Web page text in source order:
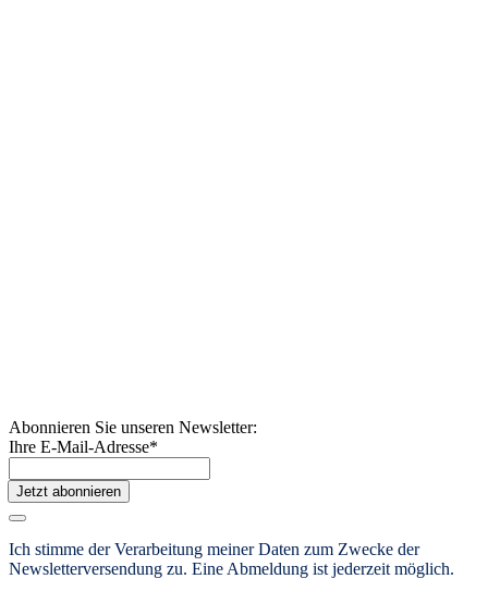
Abonnieren Sie unseren Newsletter:
Ihre E-Mail-Adresse*
Jetzt abonnieren
Ich stimme der Verarbeitung meiner Daten zum Zwecke der
Newsletterversendung zu. Eine Abmeldung ist jederzeit möglich.